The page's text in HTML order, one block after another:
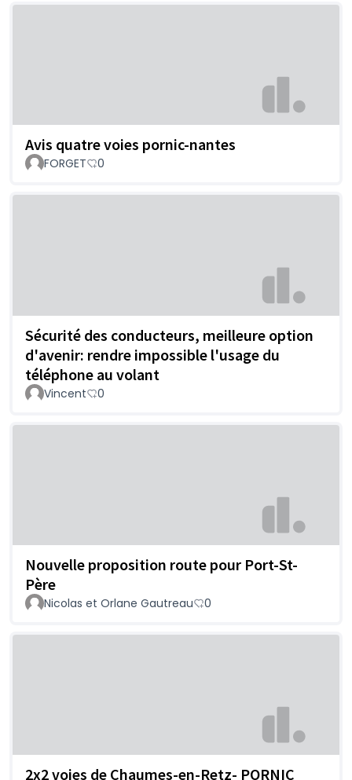
Avis quatre voies pornic-nantes
FORGET 0
Sécurité des conducteurs, meilleure option
d'avenir: rendre impossible l'usage du
téléphone au volant
Vincent 0
Nouvelle proposition route pour Port-St-
Père
Nicolas et Orlane Gautreau 0
2x2 voies de Chaumes-en-Retz- PORNIC